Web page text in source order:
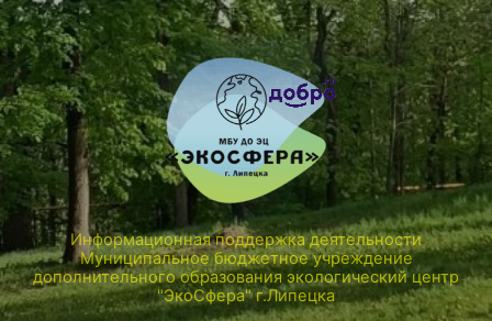
Информационная поддержка деятельности
Муниципальное бюджетное учреждение
дополнительного образования экологический центр
"ЭкоСфера" г.Липецка